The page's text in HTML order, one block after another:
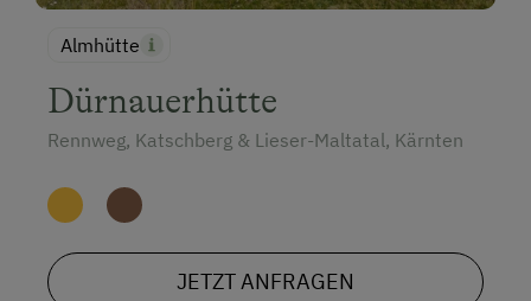
Almhütte
Dürnauerhütte
Rennweg, Katschberg & Lieser-Maltatal, Kärnten
JETZT ANFRAGEN